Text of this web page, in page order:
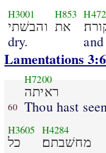
H3001
והבשׁתי
dry.
H853
את
Lamentations
60
H7200
ראיתה
Thou hast
H3605
כל
H4284
מחשׁבתם׃